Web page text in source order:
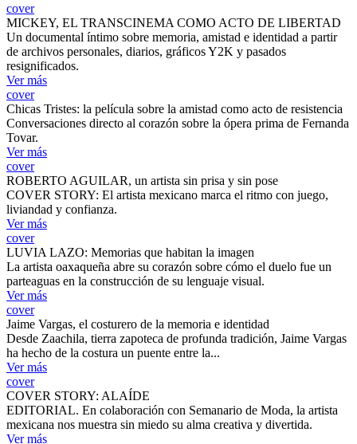
cover
MICKEY, EL TRANSCINEMA COMO ACTO DE LIBERTAD
Un documental íntimo sobre memoria, amistad e identidad a partir
de archivos personales, diarios, gráficos Y2K y pasados
resignificados.
Ver más
cover
Chicas Tristes: la película sobre la amistad como acto de resistencia
Conversaciones directo al corazón sobre la ópera prima de Fernanda
Tovar.
Ver más
cover
ROBERTO AGUILAR, un artista sin prisa y sin pose
COVER STORY: El artista mexicano marca el ritmo con juego,
liviandad y confianza.
Ver más
cover
LUVIA LAZO: Memorias que habitan la imagen
La artista oaxaqueña abre su corazón sobre cómo el duelo fue un
parteaguas en la construcción de su lenguaje visual.
Ver más
cover
Jaime Vargas, el costurero de la memoria e identidad
Desde Zaachila, tierra zapoteca de profunda tradición, Jaime Vargas
ha hecho de la costura un puente entre la...
Ver más
cover
COVER STORY: ALAÍDE
EDITORIAL. En colaboración con Semanario de Moda, la artista
mexicana nos muestra sin miedo su alma creativa y divertida.
Ver más